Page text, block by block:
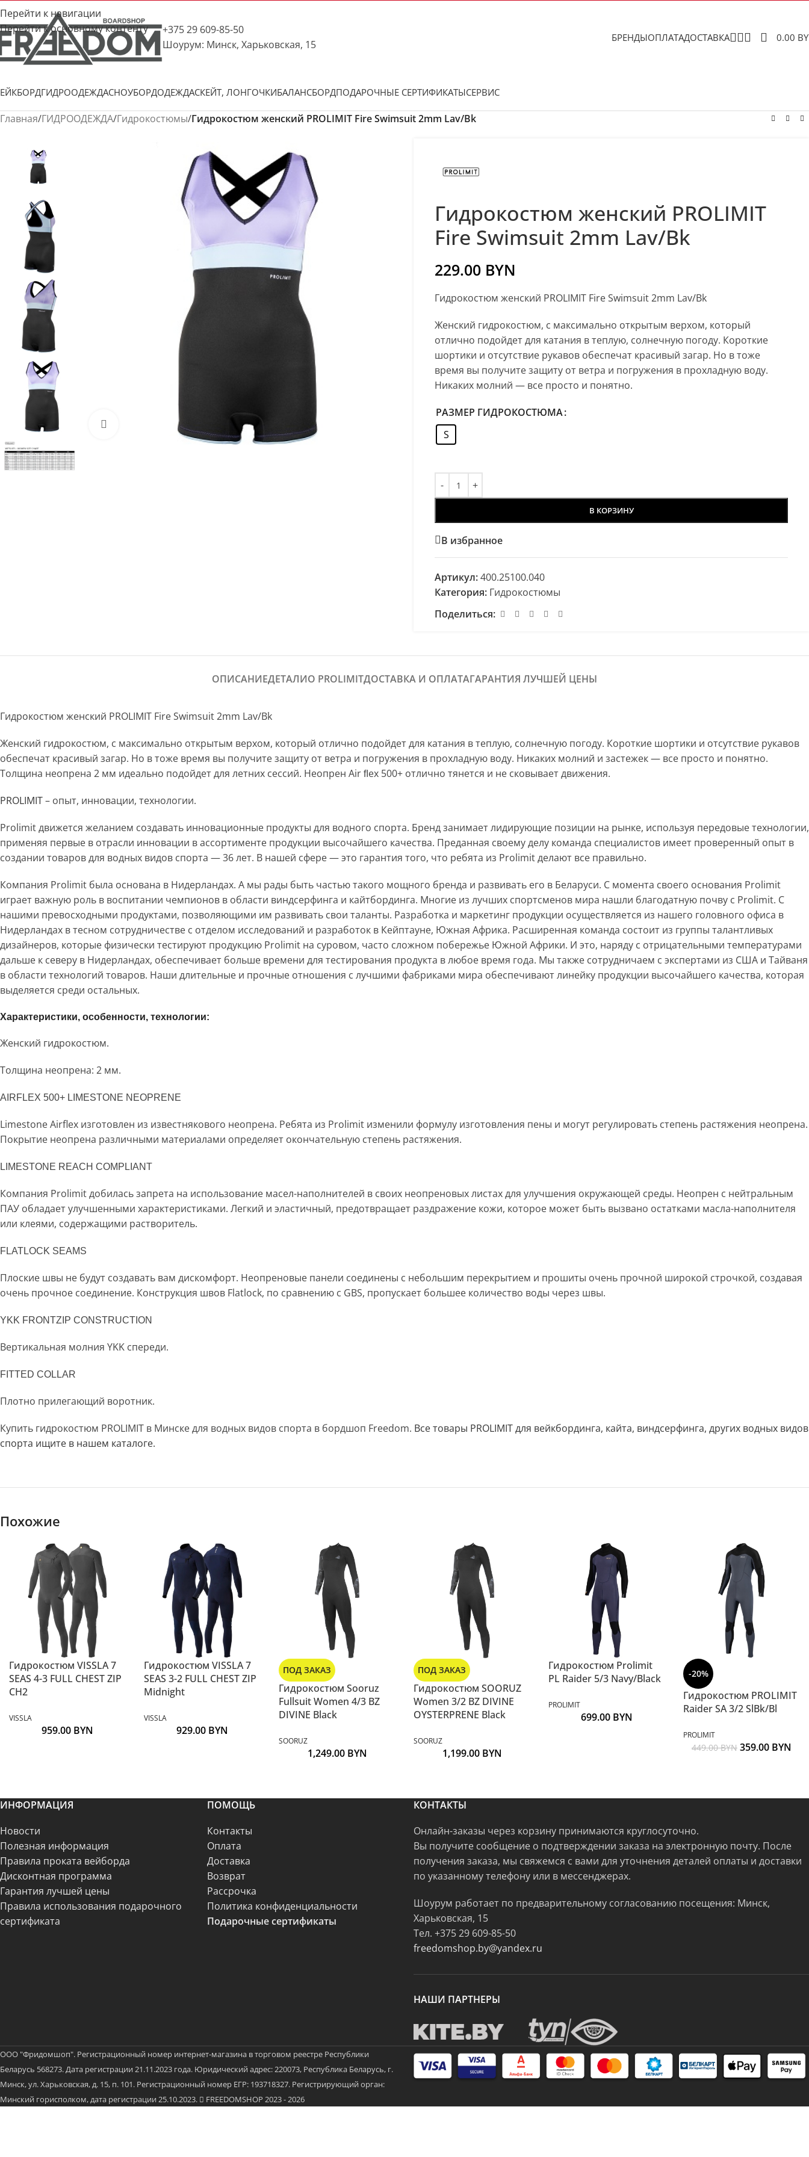
Перейти к навигации
Перейти к основному контенту
+375 29 609-85-50
Шоурум: Минск, Харьковская, 15
БРЕНДЫОПЛАТАДОСТАВКА 0.00
ГИДРООДЕЖДАСНОУБОРДОДЕЖДАСКЕЙТ, ЛОНГОЧКИБАЛАНСБОРДПОДАРОЧНЫЕ СЕРТИФИКАТЫСЕРВИС
Главная/ГИДРООДЕЖДА/Гидрокостюмы/Гидрокостюм женский PROLIMIT Fire Swimsuit 2mm Lav/Bk
Нажмите, чтобы увеличить
Гидрокостюм женский PROLIMIT
Fire Swimsuit 2mm Lav/Bk
229.00 BYN
Гидрокостюм женский PROLIMIT Fire Swimsuit 2mm Lav/Bk
Женский гидрокостюм, с максимально открытым верхом, который
отлично подойдет для катания в теплую, солнечную погоду. Короткие
шортики и отсутствие рукавов обеспечат красивый загар. Но в тоже
время вы получите защиту от ветра и погружения в прохладную воду.
Никаких молний — все просто и понятно.
РАЗМЕР ГИДРОКОСТЮМА
S
В КОРЗИНУ
В избранное
Артикул:400.25100.040
Категория: Гидрокостюмы
Поделиться:
ОПИСАНИЕДЕТАЛИО PROLIMITДОСТАВКА И ОПЛАТАГАРАНТИЯ ЛУЧШЕЙ ЦЕНЫ
Гидрокостюм женский PROLIMIT Fire Swimsuit 2mm Lav/Bk
Женский гидрокостюм, с максимально открытым верхом, который отлично подойдет для катания в теплую, солнечную погоду. Короткие шортики и отсутствие рукавов
обеспечат красивый загар. Но в тоже время вы получите защиту от ветра и погружения в прохладную воду. Никаких молний и застежек — все просто и понятно.
Толщина неопрена 2 мм идеально подойдет для летних сессий. Неопрен Air ﬂex 500+ отлично тянется и не сковывает движения.
PROLIMIT– опыт, инновации, технологии.
Prolimit движется желанием создавать инновационные продукты для водного спорта. Бренд занимает лидирующие позиции на рынке, используя передовые технологии,
применяя первые в отрасли инновации в ассортименте продукции высочайшего качества. Преданная своему делу команда специалистов имеет проверенный опыт в
создании товаров для водных видов спорта — 36 лет. В нашей сфере — это гарантия того, что ребята из Prolimit делают все правильно.
Компания Prolimit была основана в Нидерландах. А мы рады быть частью такого мощного бренда и развивать его в Беларуси. С момента своего основания Prolimit
играет важную роль в воспитании чемпионов в области виндсерфинга и кайтбординга. Многие из лучших спортсменов мира нашли благодатную почву с Prolimit. С
нашими превосходными продуктами, позволяющими им развивать свои таланты. Разработка и маркетинг продукции осуществляется из нашего головного офиса в
Нидерландах в тесном сотрудничестве с отделом исследований и разработок в Кейптауне, Южная Африка. Расширенная команда состоит из группы талантливых
дизайнеров, которые физически тестируют продукцию Prolimit на суровом, часто сложном побережье Южной Африки. И это, наряду с отрицательными температурами
дальше к северу в Нидерландах, обеспечивает больше времени для тестирования продукта в любое время года. Мы также сотрудничаем с экспертами из США и Тайваня
в области технологий товаров. Наши длительные и прочные отношения с лучшими фабриками мира обеспечивают линейку продукции высочайшего качества, которая
выделяется среди остальных.
Характеристики, особенности, технологии:
Женский гидрокостюм.
Толщина неопрена: 2 мм.
AIRFLEX 500+ LIMESTONE NEOPRENE
Limestone Airflex изготовлен из известнякового неопрена. Ребята из Prolimit изменили формулу изготовления пены и могут регулировать степень растяжения неопрена.
Покрытие неопрена различными материалами определяет окончательную степень растяжения.
LIMESTONE REACH COMPLIANT
Компания Prolimit добилась запрета на использование масел-наполнителей в своих неопреновых листах для улучшения окружающей среды. Неопрен с нейтральным
ПАУ обладает улучшенными характеристиками. Легкий и эластичный, предотвращает раздражение кожи, которое может быть вызвано остатками масла-наполнителя
или клеями, содержащими растворитель.
FLATLOCK SEAMS
Плоские швы не будут создавать вам дискомфорт. Неопреновые панели соединены с небольшим перекрытием и прошиты очень прочной широкой строчкой, создавая
очень прочное соединение. Конструкция швов Flatlock, по сравнению с GBS, пропускает большее количество воды через швы.
YKK FRONTZIP CONSTRUCTION
Вертикальная молния YKK спереди.
FITTED COLLAR
Плотно прилегающий воротник.
Купить гидрокостюм PROLIMIT в Минске для водных видов спорта в бордшоп Freedom. Все товары PROLIMIT для вейкбординга, кайта, виндсерфинга, других водных видов
спорта ищите в нашем каталоге.
Похожие
Гидрокостюм VISSLA 7
SEAS 4-3 FULL CHEST ZIP
CH2
VISSLA
959.00 BYN
Гидрокостюм VISSLA 7
SEAS 3-2 FULL CHEST ZIP
Midnight
VISSLA
929.00 BYN
ПОД ЗАКАЗ
Гидрокостюм Sooruz
Fullsuit Women 4/3 BZ
DIVINE Black
SOORUZ
1,249.00 BYN
ПОД ЗАКАЗ
Гидрокостюм SOORUZ
Women 3/2 BZ DIVINE
OYSTERPRENE Black
SOORUZ
1,199.00 BYN
Гидрокостюм Prolimit
PL Raider 5/3 Navy/Black
PROLIMIT
699.00 BYN
-20%
Гидрокостюм PROLIMIT
Raider SA 3/2 SlBk/Bl
PROLIMIT
449.00BYN 359.00 BYN
ИНФОРМАЦИЯ
Новости
Полезная информация
Правила проката вейборда
Дисконтная программа
Гарантия лучшей цены
Правила использования подарочного
сертификата
ПОМОЩЬ
Контакты
Оплата
Доставка
Возврат
Рассрочка
Политика конфиденциальности
Подарочные сертификаты
КОНТАКТЫ
Онлайн-заказы через корзину принимаются круглосуточно.
Вы получите сообщение о подтверждении заказа на электронную почту. После
получения заказа, мы свяжемся с вами для уточнения деталей оплаты и доставки
по указанному телефону или в мессенджерах.
Шоурум работает по предварительному согласованию посещения: Минск,
Харьковская, 15
Тел. +375 29 609-85-50
freedomshop.by@yandex.ru
НАШИ ПАРТНЕРЫ
ООО "Фридомшоп". Регистрационный номер интернет-магазина в торговом реестре Республики
Беларусь 568273. Дата регистрации 21.11.2023 года. Юридический адрес: 220073, Республика Беларусь, г.
Минск, ул. Харьковская, д. 15, п. 101. Регистрационный номер ЕГР: 193718327. Регистрирующий орган:
Минский горисполком, дата регистрации 25.10.2023.
FREEDOMSHOP 2023 - 2026